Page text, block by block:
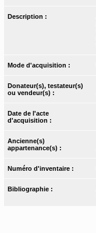
Description :
Mode d'acquisition :
Donateur(s), testateur(s)
ou vendeur(s) :
Date de l'acte
d'acquisition :
Ancienne(s)
appartenance(s) :
Numéro d'inventaire :
Bibliographie :